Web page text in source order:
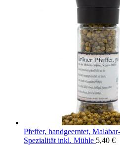
Pfeffer, handgeerntet,
Spezialität inkl. Mühle 5,40 €